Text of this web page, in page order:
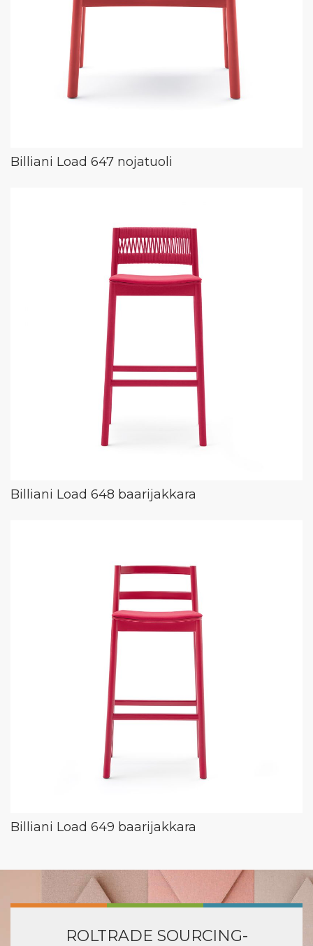
Billiani Load 647 nojatuoli
Billiani Load 648 baarijakkara
Billiani Load 649 baarijakkara
ROLTRADE SOURCING-